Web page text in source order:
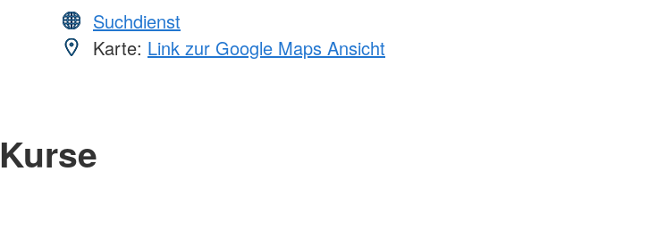
Suchdienst
Karte: Link zur Google Maps Ansicht
Kurse